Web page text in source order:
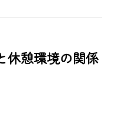
休憩環境の関係